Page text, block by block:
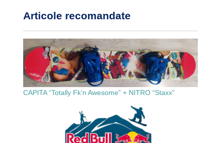
Articole recomandate
CAPITA “Totally Fk’n Awesome” + NITRO “Staxx”